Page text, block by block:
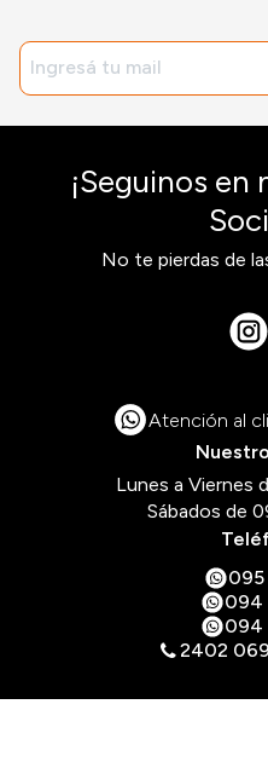
¡Seguinos en
No te pierdas de
Atención al
Lunes a Viernes
Sábados de
095
094
094
2402